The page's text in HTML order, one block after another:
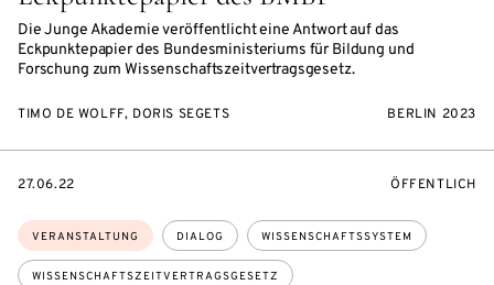
Die Junge Akademie veröffentlicht eine Antwort auf das
Eckpunktepapier des Bundesministeriums für Bildung und
Forschung zum Wissenschaftszeitvertragsgesetz.
TIMO DE WOLFF, DORIS SEGETS BERLIN 2023
Themen:
VERANSTALTUNG DIALOG WISSENSCHAFTSSYSTEM
WISSENSCHAFTSZEITVERTRAGSGESETZ
EVENTBEGINSON
27.06.22 ÖFFENTLICH